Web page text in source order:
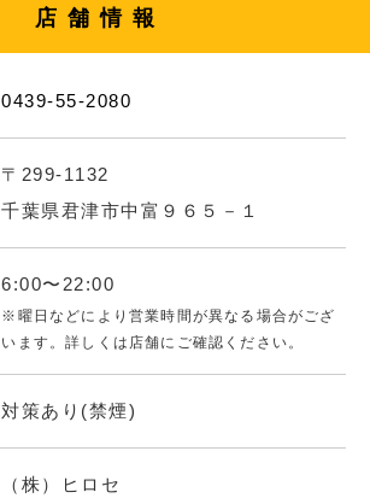
店舗情報
0439-55-2080
〒299-1132
千葉県君津市中富９６５－１
6:00〜22:00
※曜日などにより営業時間が異なる場合がござ
います。詳しくは店舗にご確認ください。
対策あり(禁煙)
（株）ヒロセ